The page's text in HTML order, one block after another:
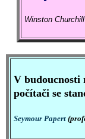
Winston
V budoucnosti
počítači se
Seymour Papert